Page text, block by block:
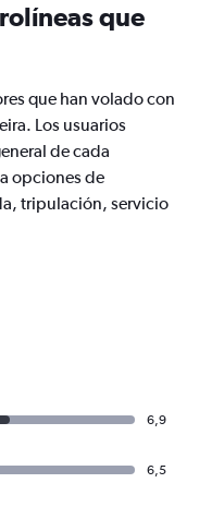
que
que han volado con
Los usuarios
de cada
opciones de
tripulación, servicio
6,9
6,5